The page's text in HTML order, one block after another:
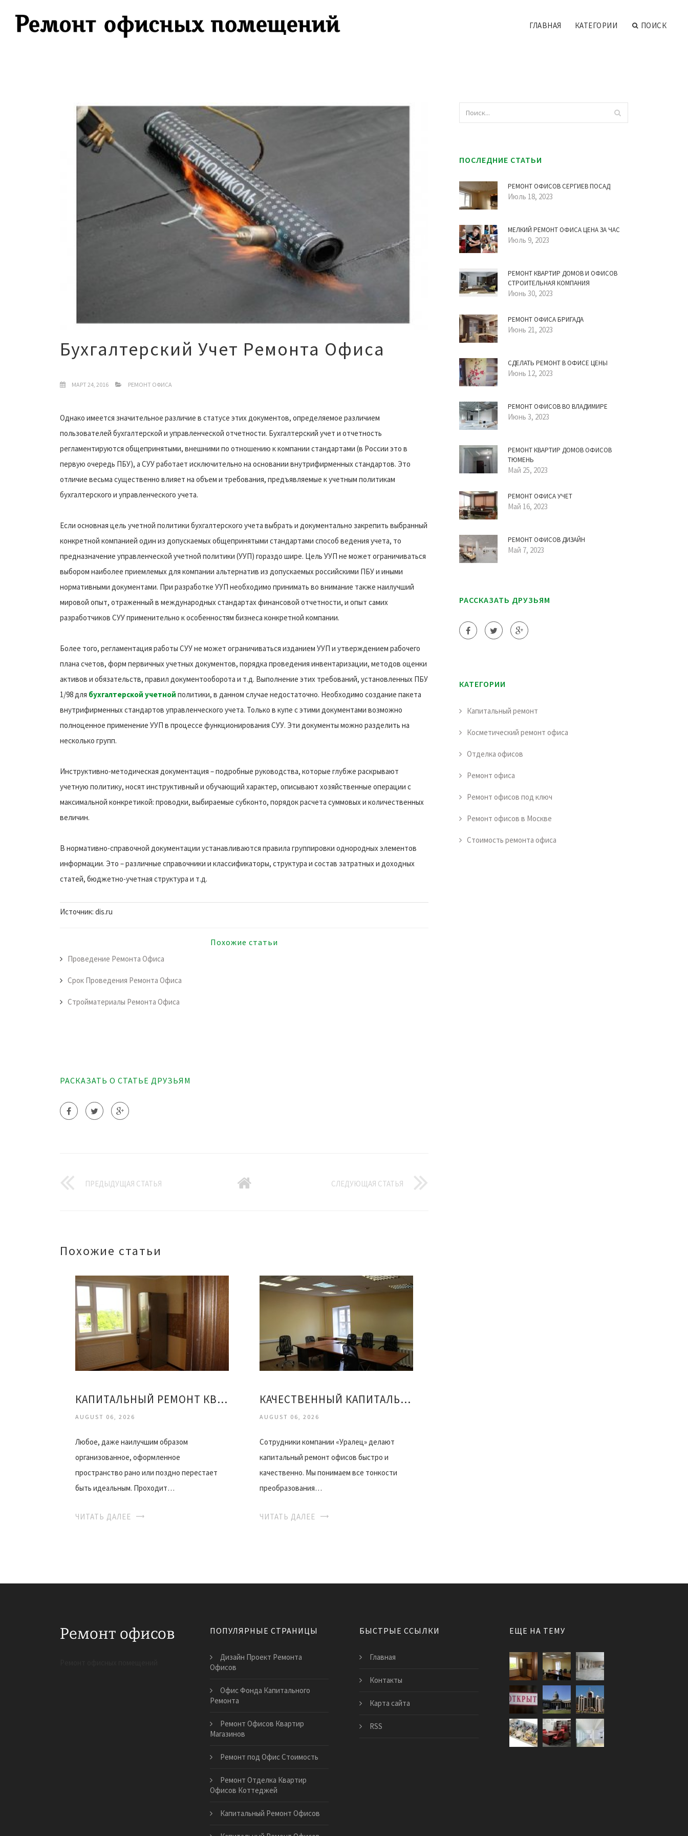
ГЛАВНАЯ КАТЕГОРИИ ПОИСК
Бухгалтерский Учет Ремонта Офиса
МАРТ 24, 2016 РЕМОНТ ОФИСА
Однако имеется значительное различие в статусе этих документов, определяемое различием
пользователей бухгалтерской и управленческой отчетности. Бухгалтерский учет и отчетность
регламентируются общепринятыми, внешними по отношению к компании стандартами (в России это в
первую очередь ПБУ), а СУУ работает исключительно на основании внутрифирменных стандартов. Это
отличие весьма существенно влияет на объем и требования, предъявляемые к учетным политикам
бухгалтерского и управленческого учета.
Если основная цель учетной политики бухгалтерского учета выбрать и документально закрепить выбранный
конкретной компанией один из допускаемых общепринятыми стандартами способ ведения учета, то
предназначение управленческой учетной политики (УУП) гораздо шире. Цель УУП не может ограничиваться
выбором наиболее приемлемых для компании альтернатив из допускаемых российскими ПБУ и иными
нормативными документами. При разработке УУП необходимо принимать во внимание также наилучший
мировой опыт, отраженный в международных стандартах финансовой отчетности, и опыт самих
разработчиков СУУ применительно к особенностям бизнеса конкретной компании.
Более того, регламентация работы СУУ не может ограничиваться изданием УУП и утверждением рабочего
плана счетов, форм первичных учетных документов, порядка проведения инвентаризации, методов оценки
активов и обязательств, правил документооборота и т.д. Выполнение этих требований, установленных ПБУ
1/98 для бухгалтерской учетной политики, в данном случае недостаточно. Необходимо создание пакета
внутрифирменных стандартов управленческого учета. Только в купе с этими документами возможно
полноценное применение УУП в процессе функционирования СУУ. Эти документы можно разделить на
несколько групп.
Инструктивно-методическая документация – подробные руководства, которые глубже раскрывают
учетную политику, носят инструктивный и обучающий характер, описывают хозяйственные операции с
максимальной конкретикой: проводки, выбираемые субконто, порядок расчета суммовых и количественных
величин.
В нормативно-справочной документации устанавливаются правила группировки однородных элементов
информации. Это – различные справочники и классификаторы, структура и состав затратных и доходных
статей, бюджетно-учетная структура и т.д.
Источник: dis.ru
Похожие статьи
Проведение Ремонта Офиса
Срок Проведения Ремонта Офиса
Стройматериалы Ремонта Офиса
РАСКАЗАТЬ О СТАТЬЕ ДРУЗЬЯМ
ПРЕДЫДУЩАЯ СТАТЬЯ СЛЕДУЮЩАЯ СТАТЬЯ
Похожие статьи
КАПИТАЛЬНЫЙ РЕМОНТ КВАРТИРЫ ОФИСА
AUGUST 06, 2026
Любое, даже наилучшим образом
организованное, оформленное
пространство рано или поздно перестает
быть идеальным. Проходит…
ЧИТАТЬ ДАЛЕЕ
КАЧЕСТВЕННЫЙ КАПИТАЛЬНЫЙ РЕМОНТ ОФИСОВ
AUGUST 06, 2026
Сотрудники компании «Уралец» делают
капитальный ремонт офисов быстро и
качественно. Мы понимаем все тонкости
преобразования…
ЧИТАТЬ ДАЛЕЕ
ПОСЛЕДНИЕ СТАТЬИ
РЕМОНТ ОФИСОВ СЕРГИЕВ ПОСАД
Июль 18, 2023
МЕЛКИЙ РЕМОНТ ОФИСА ЦЕНА ЗА ЧАС
Июль 9, 2023
РЕМОНТ КВАРТИР ДОМОВ И ОФИСОВ
СТРОИТЕЛЬНАЯ КОМПАНИЯ
Июнь 30, 2023
РЕМОНТ ОФИСА БРИГАДА
Июнь 21, 2023
СДЕЛАТЬ РЕМОНТ В ОФИСЕ ЦЕНЫ
Июнь 12, 2023
РЕМОНТ ОФИСОВ ВО ВЛАДИМИРЕ
Июнь 3, 2023
РЕМОНТ КВАРТИР ДОМОВ ОФИСОВ
ТЮМЕНЬ
Май 25, 2023
РЕМОНТ ОФИСА УЧЕТ
Май 16, 2023
РЕМОНТ ОФИСОВ ДИЗАЙН
Май 7, 2023
РАССКАЗАТЬ ДРУЗЬЯМ
КАТЕГОРИИ
Капитальный ремонт
Косметический ремонт офиса
Отделка офисов
Ремонт офиса
Ремонт офисов под ключ
Ремонт офисов в Москве
Стоимость ремонта офиса
ПОПУЛЯРНЫЕ СТРАНИЦЫ
Дизайн Проект Ремонта
Офисов
Офис Фонда Капитального
Ремонта
Ремонт Офисов Квартир
Магазинов
Ремонт под Офис Стоимость
Ремонт Отделка Квартир
Офисов Коттеджей
Капитальный Ремонт Офисов
БЫСТРЫЕ ССЫЛКИ
Главная
Контакты
Карта сайта
RSS
ЕЩЕ НА ТЕМУ